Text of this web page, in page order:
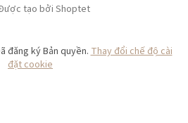
tạo bởi Shoptet
đăng ký Bản quyền.Thay đổi chế độ cài
đặt cookie